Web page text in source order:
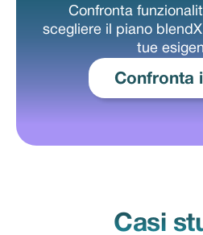
Confronta
scegliere il piano
tue
Confronta
Casi